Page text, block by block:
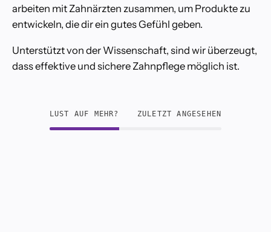
arbeiten mit Zahnärzten zusammen, um Produkte zu
entwickeln, die dir ein gutes Gefühl geben.
Unterstützt von der Wissenschaft, sind wir überzeugt,
dass effektive und sichere Zahnpflege möglich ist.
LUST AUF MEHR? ZULETZT ANGESEHEN